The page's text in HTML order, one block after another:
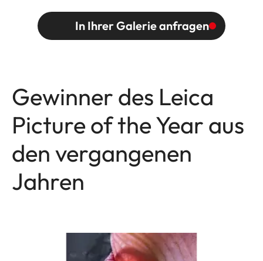
In Ihrer Galerie anfragen
Gewinner des Leica
Picture of the Year aus
den vergangenen
Jahren